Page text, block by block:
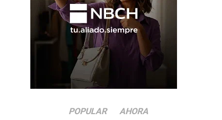
POPULAR AHORA